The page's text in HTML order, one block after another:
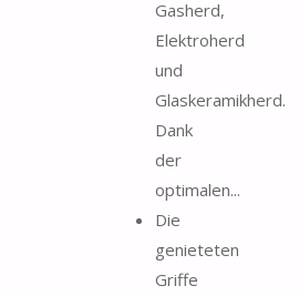
Gasherd,
Elektroherd
und
Glaskeramikherd.
Dank
der
optimalen...
Die
genieteten
Griffe